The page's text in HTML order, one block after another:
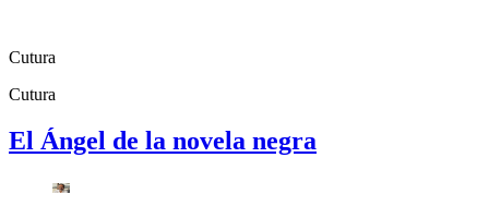
Cutura
Cutura
El Ángel de la novela negra